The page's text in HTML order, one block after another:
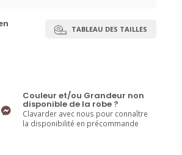
TABLEAU DES TAILLES
Couleur et/ou Grandeur non
disponible de la robe ?
Clavarder avec nous pour connaître
la disponibilité en précommande